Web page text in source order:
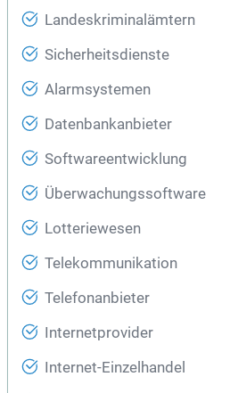
Landeskriminalämtern
Sicherheitsdienste
Alarmsystemen
Datenbankanbieter
Softwareentwicklung
Überwachungssoftware
Lotteriewesen
Telekommunikation
Telefonanbieter
Internetprovider
Internet-Einzelhandel